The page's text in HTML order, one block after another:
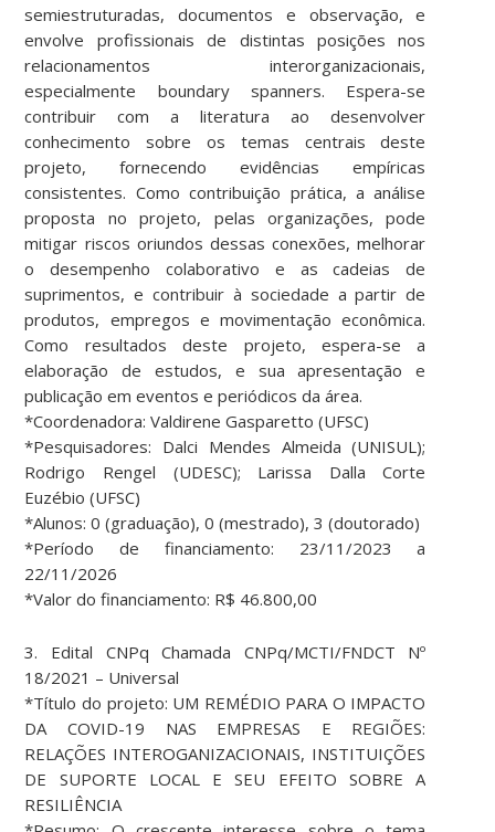
semiestruturadas, documentos e observação, e
envolve profissionais de distintas posições nos
relacionamentos interorganizacionais,
especialmente boundary spanners. Espera-se
contribuir com a literatura ao desenvolver
conhecimento sobre os temas centrais deste
projeto, fornecendo evidências empíricas
consistentes. Como contribuição prática, a análise
proposta no projeto, pelas organizações, pode
mitigar riscos oriundos dessas conexões, melhorar
o desempenho colaborativo e as cadeias de
suprimentos, e contribuir à sociedade a partir de
produtos, empregos e movimentação econômica.
Como resultados deste projeto, espera-se a
elaboração de estudos, e sua apresentação e
publicação em eventos e periódicos da área.
*Coordenadora: Valdirene Gasparetto (UFSC)
*Pesquisadores: Dalci Mendes Almeida (UNISUL);
Rodrigo Rengel (UDESC); Larissa Dalla Corte
Euzébio (UFSC)
*Alunos: 0 (graduação), 0 (mestrado), 3 (doutorado)
*Período de financiamento: 23/11/2023 a
22/11/2026
*Valor do financiamento: R$ 46.800,00
3. Edital CNPq Chamada CNPq/MCTI/FNDCT Nº
18/2021 – Universal
*Título do projeto: UM REMÉDIO PARA O IMPACTO
DA COVID-19 NAS EMPRESAS E REGIÕES:
RELAÇÕES INTEROGANIZACIONAIS, INSTITUIÇÕES
DE SUPORTE LOCAL E SEU EFEITO SOBRE A
RESILIÊNCIA